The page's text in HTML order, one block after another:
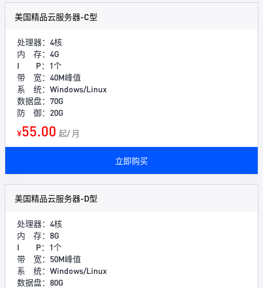
美国精品云服务器-C型
处理器：4核
内 存：4G
I P：1个
带 宽：40M峰值
系 统：Windows/Linux
数据盘：70G
防 御：20G
¥55.00 起/ 月
立即购买
美国精品云服务器-D型
处理器：4核
内 存：8G
I P：1个
带 宽：50M峰值
系 统：Windows/Linux
数据盘：80G